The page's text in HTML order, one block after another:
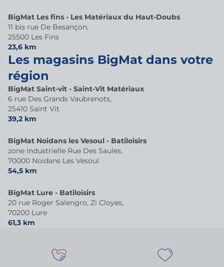
BigMat Les fins - Les Matériaux du Haut-Doubs
11 bis rue De Besançon,
25500 Les Fins
23,6 km
Les magasins BigMat dans votre
région
BigMat Saint-vit - Saint-Vit Matériaux
6 rue Des Grands Vaubrenots,
25410 Saint Vit
39,2 km
BigMat Noidans les Vesoul - Batiloisirs
zone industrielle Rue Des Saules,
70000 Noidans Les Vesoul
54,5 km
BigMat Lure - Batiloisirs
20 rue Roger Salengro, Zi Cloyes,
70200 Lure
61,3 km